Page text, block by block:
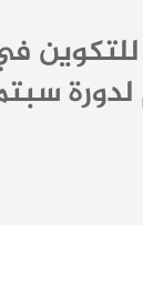
للتكوين
سبتمبر